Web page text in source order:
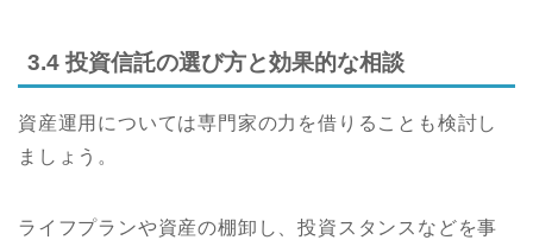
3.4 投資信託の選び方と効果的な相談
資産運用については専門家の力を借りることも検討し
ましょう。
ライフプランや資産の棚卸し、投資スタンスなどを事